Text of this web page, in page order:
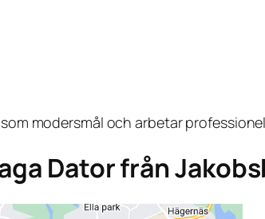
modersmål och arbetar
Dator från